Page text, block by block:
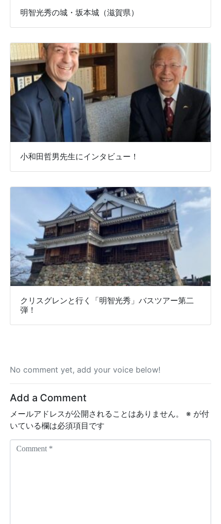
明智光秀の城・坂本城（滋賀県）
小和田哲男先生にインタビュー！
クリスグレンと行く「明智光秀」バスツアー第二
弾！
No comment yet, add your voice below!
Add a Comment
メールアドレスが公開されることはありません。 ※ が付
いている欄は必須項目です